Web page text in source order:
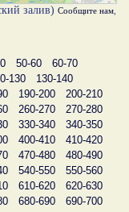
залив) Сообщите нам
50-60
60-70
130
130-140
190-200
200-210
260-270
270-280
330-340
340-350
400-410
410-420
470-480
480-490
540-550
550-560
610-620
620-630
680-690
690-700